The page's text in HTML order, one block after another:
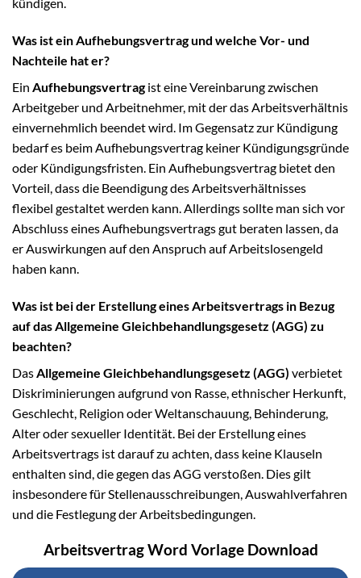
Was ist ein Aufhebungsvertrag und welche Vor- und
Nachteile hat er?
Ein Aufhebungsvertragist eine Vereinbarung zwischen
Arbeitgeber und Arbeitnehmer, mit der das Arbeitsverhältnis
einvernehmlich beendet wird. Im Gegensatz zur Kündigung
bedarf es beim Aufhebungsvertrag keiner Kündigungsgründe
oder Kündigungsfristen. Ein Aufhebungsvertrag bietet den
Vorteil, dass die Beendigung des Arbeitsverhältnisses
flexibel gestaltet werden kann. Allerdings sollte man sich vor
Abschluss eines Aufhebungsvertrags gut beraten lassen, da
er Auswirkungen auf den Anspruch auf Arbeitslosengeld
haben kann.
Was ist bei der Erstellung eines Arbeitsvertrags in Bezug
auf das Allgemeine Gleichbehandlungsgesetz (AGG) zu
beachten?
Das Allgemeine Gleichbehandlungsgesetz (AGG) verbietet
Diskriminierungen aufgrund von Rasse, ethnischer Herkunft,
Geschlecht, Religion oder Weltanschauung, Behinderung,
Alter oder sexueller Identität. Bei der Erstellung eines
Arbeitsvertrags ist darauf zu achten, dass keine Klauseln
enthalten sind, die gegen das AGG verstoßen. Dies gilt
insbesondere für Stellenausschreibungen, Auswahlverfahren
und die Festlegung der Arbeitsbedingungen.
Arbeitsvertrag Word Vorlage Download